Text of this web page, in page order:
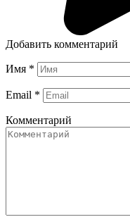
Добавить комментарий
Имя *
Email *
Комментарий